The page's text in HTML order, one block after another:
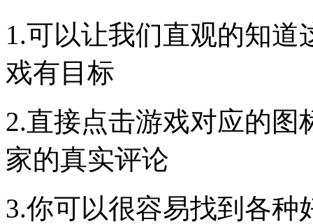
1.可以让我们直观的知
戏有目标
2.直接点击游戏对应的
家的真实评论
3.你可以很容易找到各